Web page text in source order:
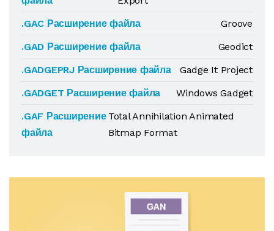
.GAC Расширение файла
Groove
.GAD Расширение файла
Geodict
.GADGEPRJ Расширение файла
Gadge It Project
.GADGET Расширение файла
Windows Gadget
.GAF Расширение
файла
Total Annihilation Animated
Bitmap Format